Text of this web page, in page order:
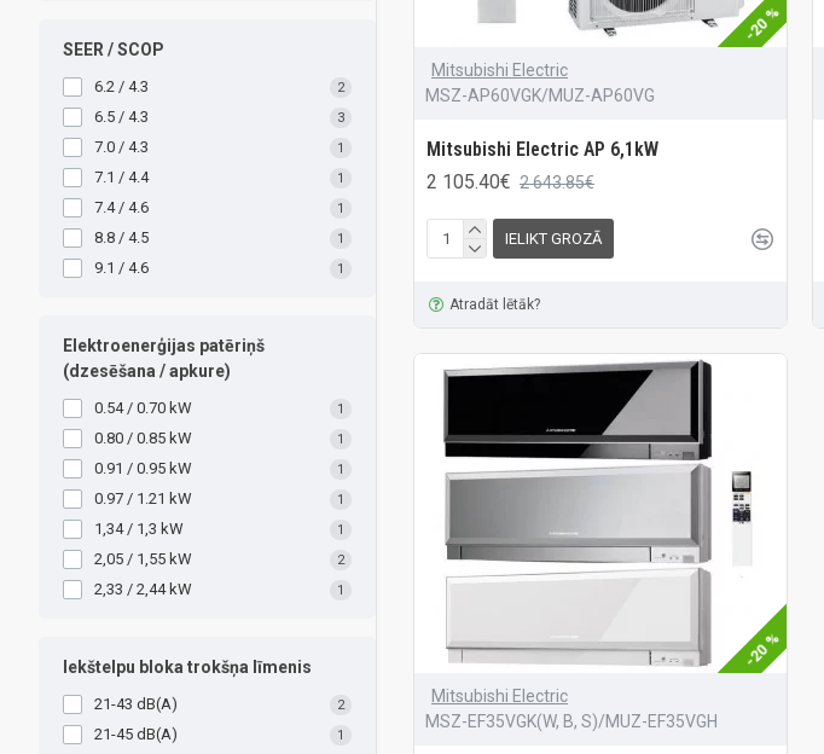
SEER / SCOP
6.2 / 4.3 2
6.5 / 4.3 3
7.0 / 4.3 1
7.1 / 4.4 1
7.4 / 4.6 1
8.8 / 4.5 1
9.1 / 4.6 1
Elektroenerģijas patēriņš
(dzesēšana / apkure)
0.54 / 0.70 kW 1
0.80 / 0.85 kW 1
0.91 / 0.95 kW 1
0.97 / 1.21 kW 1
1,34 / 1,3 kW 1
2,05 / 1,55 kW 2
2,33 / 2,44 kW 1
Iekštelpu bloka trokšņa līmenis
21-43 dB(A) 2
21-45 dB(A) 1
-20 %
Mitsubishi Electric
MSZ-AP60VGK/MUZ-AP60VG
Mitsubishi Electric AP 6,1kW
2 105.40€ 2 643.85€
IELIKT GROZĀ
Atradāt lētāk?
-20 %
Mitsubishi Electric
MSZ-EF35VGK(W, B, S)/MUZ-EF35VGH